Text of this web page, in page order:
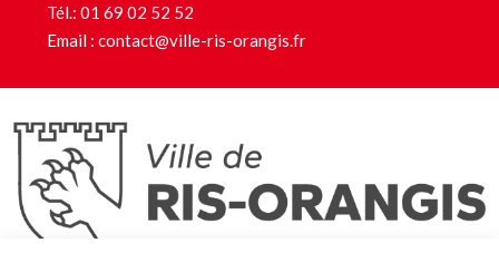
Tél.: 01 69 02 52 52
Email : contact@ville-ris-orangis.fr